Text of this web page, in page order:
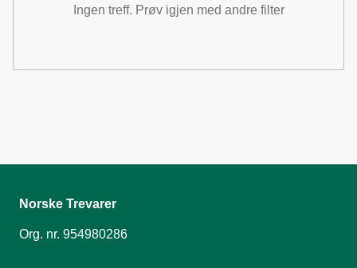
Ingen treff. Prøv igjen med andre filter
Norske Trevarer
Org. nr. 954980286